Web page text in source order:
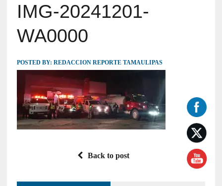
IMG-20241201-
WA0000
POSTED BY: REDACCION REPORTE TAMAULIPAS
Back to post